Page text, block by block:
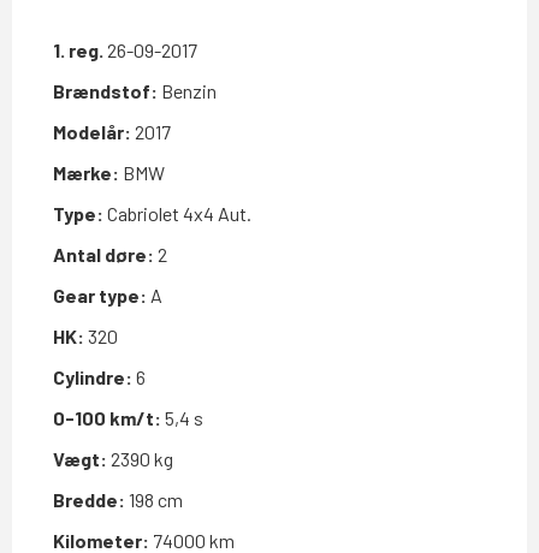
1. reg. 26-09-2017
Brændstof: Benzin
Modelår: 2017
Mærke: BMW
Type: Cabriolet 4x4 Aut.
Antal døre: 2
Gear type: A
HK: 320
Cylindre: 6
0-100 km/t: 5,4 s
Vægt: 2390 kg
Bredde: 198 cm
Kilometer: 74000 km